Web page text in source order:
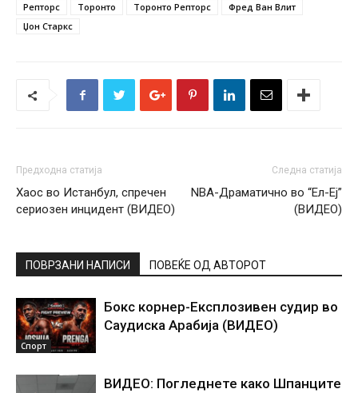
Репторс
Торонто Торонто Репторс
Фред Ван Влит
Џон Старкс
Предходна статија
Хаос во Истанбул, спречен
сериозен инцидент (ВИДЕО)
Следна статија
NBA-Драматично во “Ел-Еј”
(ВИДЕО)
ПОВРЗАНИ НАПИСИ ПОВЕЌЕ ОД АВТОРОТ
Спорт
Бокс корнер-Експлозивен судир во
Саудиска Арабија (ВИДЕО)
ВИДЕО: Погледнете како Шпанците